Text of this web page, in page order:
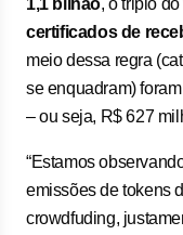
1,1 bilhão, o triplo
certificados de
meio dessa regra
se enquadram)
– ou seja, R$ 627
“Estamos
emissões de tokens
crowdfuding,